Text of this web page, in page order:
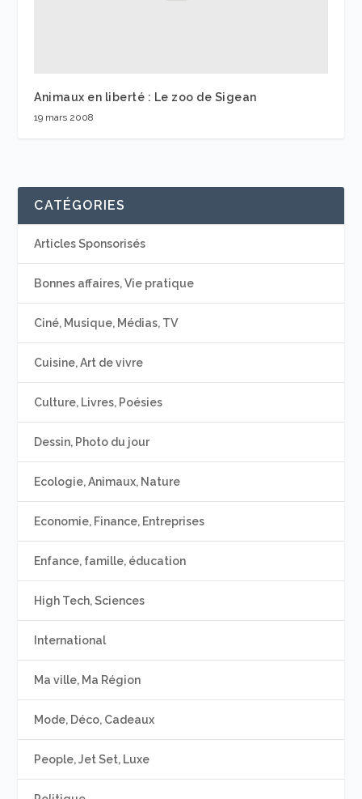
Animaux en liberté : Le zoo de Sigean
19 mars 2008
CATÉGORIES
Articles Sponsorisés
Bonnes affaires, Vie pratique
Ciné, Musique, Médias, TV
Cuisine, Art de vivre
Culture, Livres, Poésies
Dessin, Photo du jour
Ecologie, Animaux, Nature
Economie, Finance, Entreprises
Enfance, famille, éducation
High Tech, Sciences
International
Ma ville, Ma Région
Mode, Déco, Cadeaux
People, Jet Set, Luxe